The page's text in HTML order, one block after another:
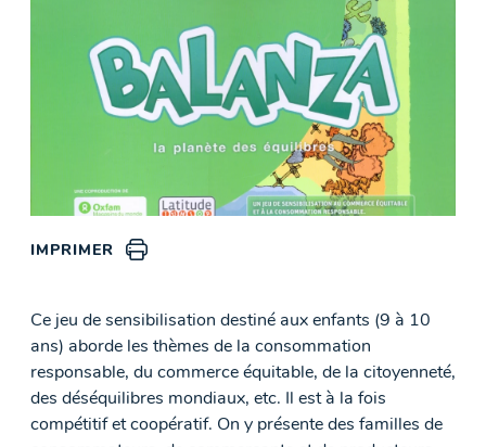
IMPRIMER
Ce jeu de sensibilisation destiné aux enfants (9 à 10
ans) aborde les thèmes de la consommation
responsable, du commerce équitable, de la citoyenneté,
des déséquilibres mondiaux, etc. Il est à la fois
compétitif et coopératif. On y présente des familles de